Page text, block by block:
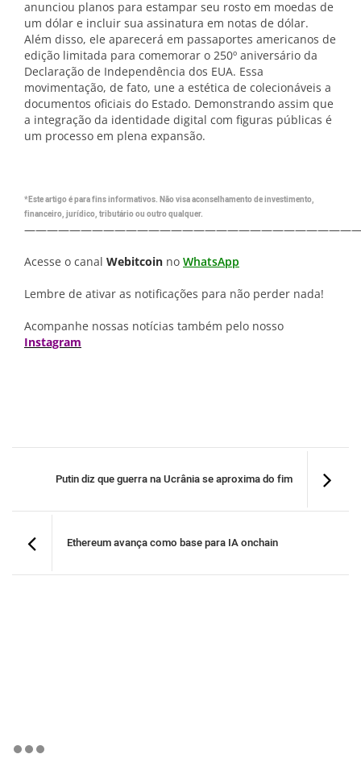
anunciou planos para estampar seu rosto em moedas de
um dólar e incluir sua assinatura em notas de dólar.
Além disso, ele aparecerá em passaportes americanos de
edição limitada para comemorar o 250º aniversário da
Declaração de Independência dos EUA. Essa
movimentação, de fato, une a estética de colecionáveis a
documentos oficiais do Estado. Demonstrando assim que
a integração da identidade digital com figuras públicas é
um processo em plena expansão.
*Este artigo é para fins informativos. Não visa aconselhamento de investimento,
financeiro, jurídico, tributário ou outro qualquer.
Acesse o canal Webitcoin no WhatsApp
Lembre de ativar as notificações para não perder nada!
Acompanhe nossas notícias também pelo nosso
Instagram
Putin diz que guerra na Ucrânia se aproxima do fim
Ethereum avança como base para IA onchain